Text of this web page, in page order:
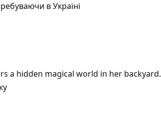
в Україні
a hidden magical world in her backyard.